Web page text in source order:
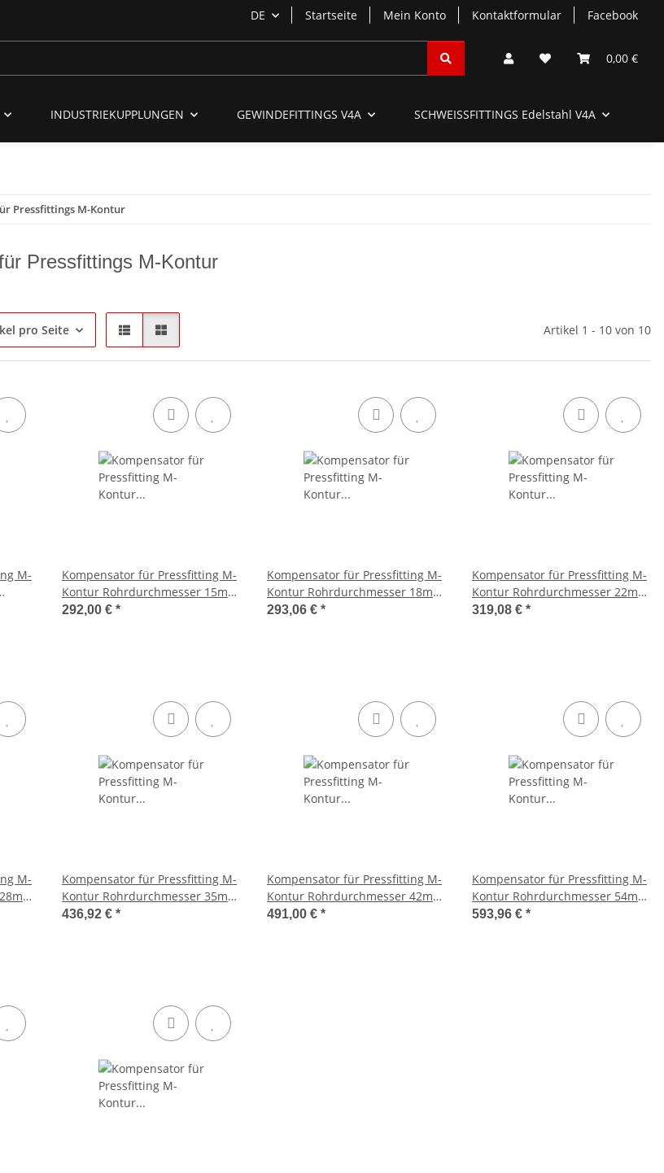
DE Startseite Mein Konto Kontaktformular Facebook
0,00 €
INDUSTRIEKUPPLUNGEN GEWINDEFITTINGS V4A SCHWEISSFITTINGS Edelstahl V4A
Pressfittings M-Kontur
Pressfittings M-Kontur
pro Seite Artikel 1 - 10 von 10
M-
Kompensator für Pressfitting M-
Kontur Rohrdurchmesser 15mm
292,00 € *
Kompensator für Pressfitting M-
Kontur Rohrdurchmesser 18mm
293,06 € *
Kompensator für Pressfitting M-
Kontur Rohrdurchmesser 22mm
319,08 € *
M-
Kompensator für Pressfitting M-
Kontur Rohrdurchmesser 35mm
436,92 € *
Kompensator für Pressfitting M-
Kontur Rohrdurchmesser 42mm
491,00 € *
Kompensator für Pressfitting M-
Kontur Rohrdurchmesser 54mm
593,96 € *